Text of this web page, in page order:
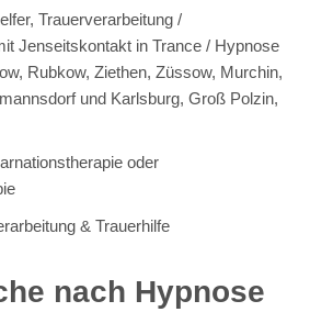
Trauerverarbeitung /
Jenseitskontakt in Trance / Hypnose
Rubkow, Ziethen, Züssow, Murchin,
und Karlsburg, Groß Polzin,
oder
& Trauerhilfe
nach Hypnose